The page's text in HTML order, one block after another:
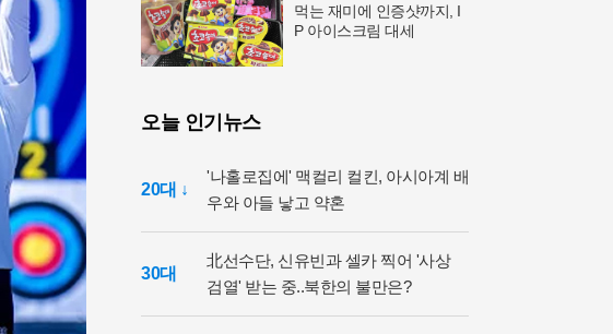
먹는 재미에 인증샷까지, I
P 아이스크림 대세
오늘 인기뉴스
20대 ↓
'나홀로집에' 맥컬리 컬킨, 아시아계 배
우와 아들 낳고 약혼
30대
北선수단, 신유빈과 셀카 찍어 '사상
검열' 받는 중..북한의 불만은?